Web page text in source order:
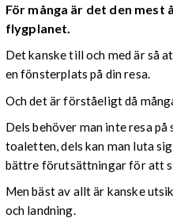
För många är det den mest
flygplanet.
Det kanske till och med är så
en fönsterplats på din resa.
Och det är förståeligt då
Dels behöver man inte resa på
toaletten, dels kan man luta
bättre förutsättningar för att
Men bäst av allt är kanske
och landning.